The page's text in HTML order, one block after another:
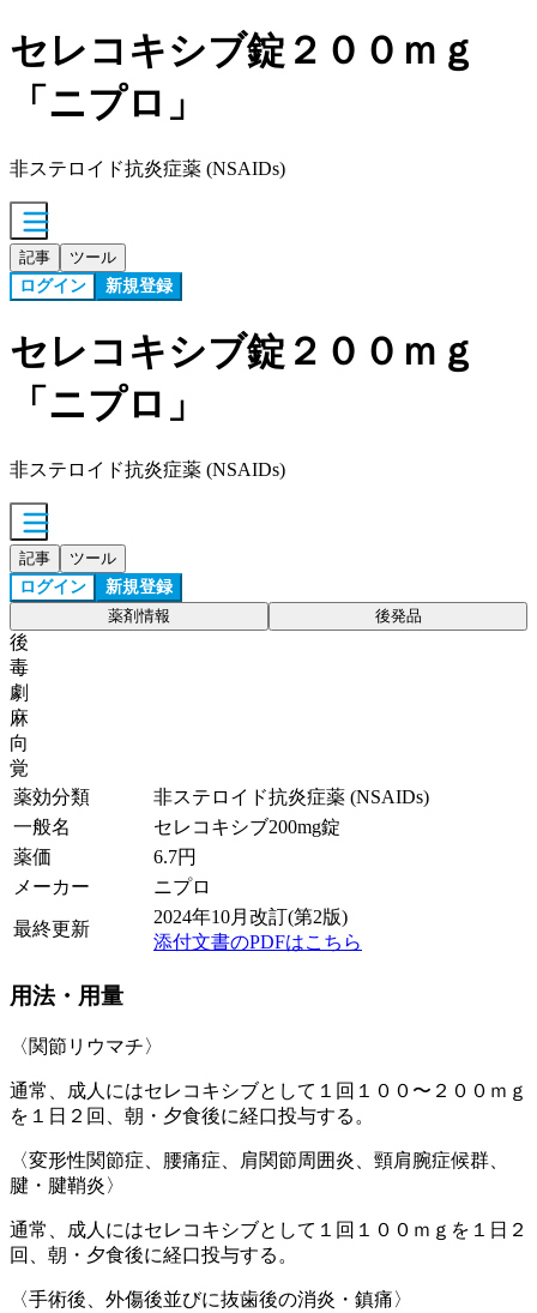
セレコキシブ錠２００ｍｇ
「ニプロ」
非ステロイド抗炎症薬 (NSAIDs)
記事 ツール
ログイン 新規登録
セレコキシブ錠２００ｍｇ
「ニプロ」
非ステロイド抗炎症薬 (NSAIDs)
記事 ツール
ログイン 新規登録
薬剤情報 後発品
後
毒
劇
麻
向
覚
薬効分類
非ステロイド抗炎症薬 (NSAIDs)
一般名
セレコキシブ200mg錠
薬価
6.7円
メーカー
ニプロ
最終更新
2024年10月改訂(第2版)
添付文書のPDFはこちら
用法・用量
〈関節リウマチ〉
通常、成人にはセレコキシブとして１回１００〜２００ｍｇ
を１日２回、朝・夕食後に経口投与する。
〈変形性関節症、腰痛症、肩関節周囲炎、頸肩腕症候群、
腱・腱鞘炎〉
通常、成人にはセレコキシブとして１回１００ｍｇを１日２
回、朝・夕食後に経口投与する。
〈手術後、外傷後並びに抜歯後の消炎・鎮痛〉